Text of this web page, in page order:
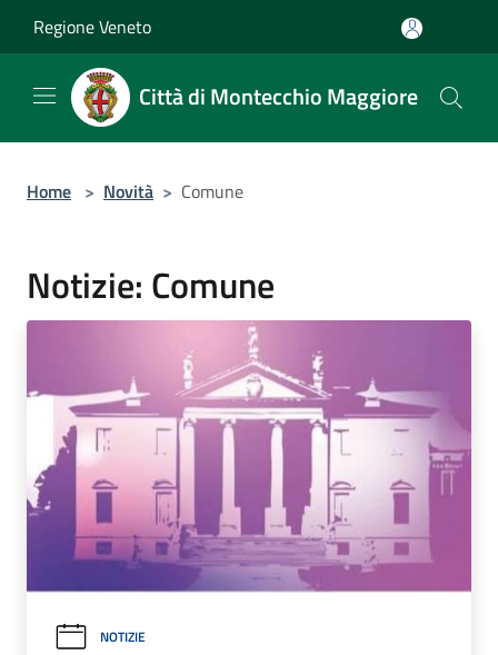
Regione Veneto
Città di Montecchio Maggiore
Home > Novità > Comune
Notizie: Comune
NOTIZIE